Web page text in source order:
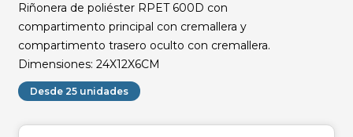
Riñonera de poliéster RPET 600D con
compartimento principal con cremallera y
compartimento trasero oculto con cremallera.
Dimensiones: 24X12X6CM
Desde 25 unidades